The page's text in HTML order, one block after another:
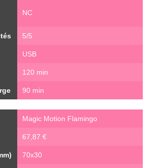
NC
5/5
USB
120 min
90 min
Magic Motion Flamingo
67,87 €
70x30